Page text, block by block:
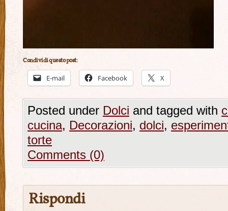
Condividi questo post:
E-mail Facebook X
Posted under Dolci and tagged with
cucina, Decorazioni, dolci,
torte
Comments (0)
Rispondi